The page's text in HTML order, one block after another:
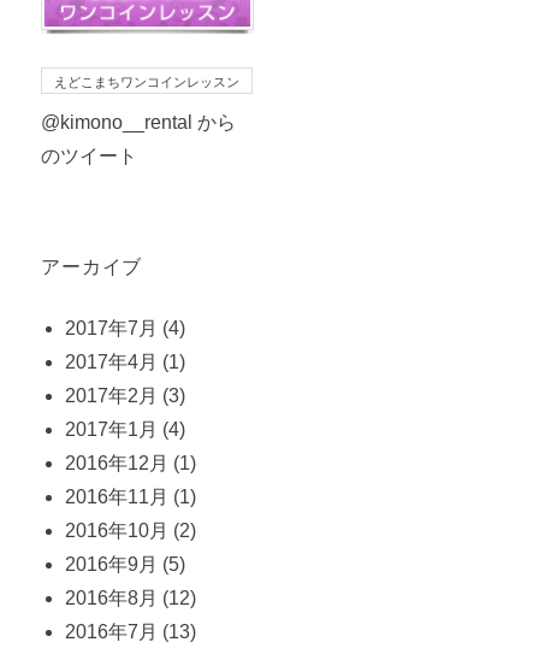
えどこまちワンコインレッスン
@kimono__rental から
のツイート
アーカイブ
2017年7月 (4)
2017年4月 (1)
2017年2月 (3)
2017年1月 (4)
2016年12月 (1)
2016年11月 (1)
2016年10月 (2)
2016年9月 (5)
2016年8月 (12)
2016年7月 (13)